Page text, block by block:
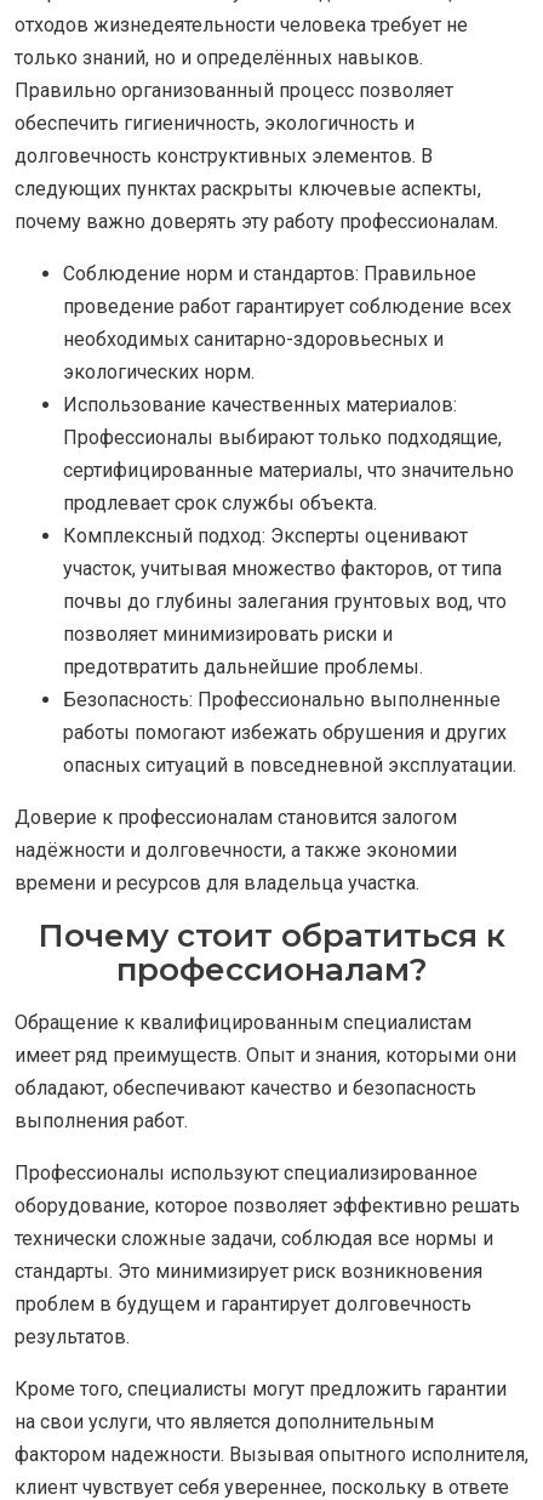
отходов жизнедеятельности человека требует не
только знаний, но и определённых навыков.
Правильно организованный процесс позволяет
обеспечить гигиеничность, экологичность и
долговечность конструктивных элементов. В
следующих пунктах раскрыты ключевые аспекты,
почему важно доверять эту работу профессионалам.
Соблюдение норм и стандартов: Правильное
проведение работ гарантирует соблюдение всех
необходимых санитарно-здоровьесных и
экологических норм.
Использование качественных материалов:
Профессионалы выбирают только подходящие,
сертифицированные материалы, что значительно
продлевает срок службы объекта.
Комплексный подход: Эксперты оценивают
участок, учитывая множество факторов, от типа
почвы до глубины залегания грунтовых вод, что
позволяет минимизировать риски и
предотвратить дальнейшие проблемы.
Безопасность: Профессионально выполненные
работы помогают избежать обрушения и других
опасных ситуаций в повседневной эксплуатации.
Доверие к профессионалам становится залогом
надёжности и долговечности, а также экономии
времени и ресурсов для владельца участка.
Почему стоит обратиться к
профессионалам?
Обращение к квалифицированным специалистам
имеет ряд преимуществ. Опыт и знания, которыми они
обладают, обеспечивают качество и безопасность
выполнения работ.
Профессионалы используют специализированное
оборудование, которое позволяет эффективно решать
технически сложные задачи, соблюдая все нормы и
стандарты. Это минимизирует риск возникновения
проблем в будущем и гарантирует долговечность
результатов.
Кроме того, специалисты могут предложить гарантии
на свои услуги, что является дополнительным
фактором надежности. Вызывая опытного исполнителя,
клиент чувствует себя увереннее, поскольку в ответе